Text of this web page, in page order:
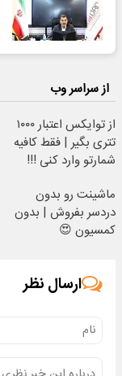
از سراسر وب
از توایکس اعتبار ۱۰۰۰
تتری بگیر | فقط کافیه
شمارتو وارد کنی !!!
ماشینت رو بدون
دردسر بفروش | بدون
کمسیون 😍
ارسال نظر